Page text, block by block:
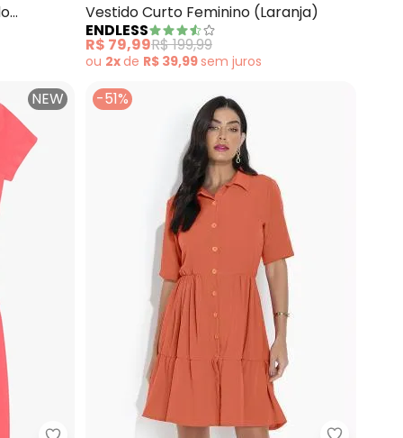
Vestido Curto Feminino (Laranja)
ENDLESS
R$ 79,99R$ 199,99
ou 2xde R$ 39,99sem juros
NEW -51%